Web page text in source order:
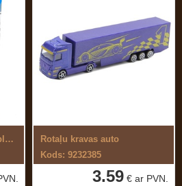
Rotaļu lidostas auto komplekts
Rotaļu kravas auto
Kods: 9232385
3.59 € ar PVN.